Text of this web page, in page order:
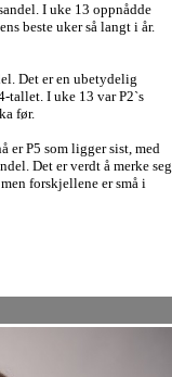
I uke 13 oppnådde
beste uker så langt i år.
Det er en ubetydelig
tallet. I uke 13 var P2`s
før.
er P5 som ligger sist, med
Det er verdt å merke seg
forskjellene er små i